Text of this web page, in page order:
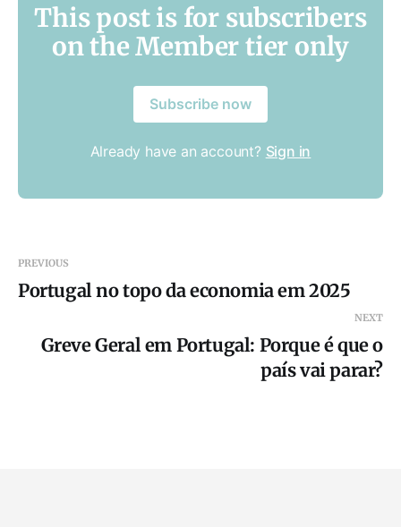
This post is for subscribers
on the Member tier only
Subscribe now
Already have an account? Sign in
PREVIOUS
Portugal no topo da economia em 2025
NEXT
Greve Geral em Portugal: Porque é que o
país vai parar?